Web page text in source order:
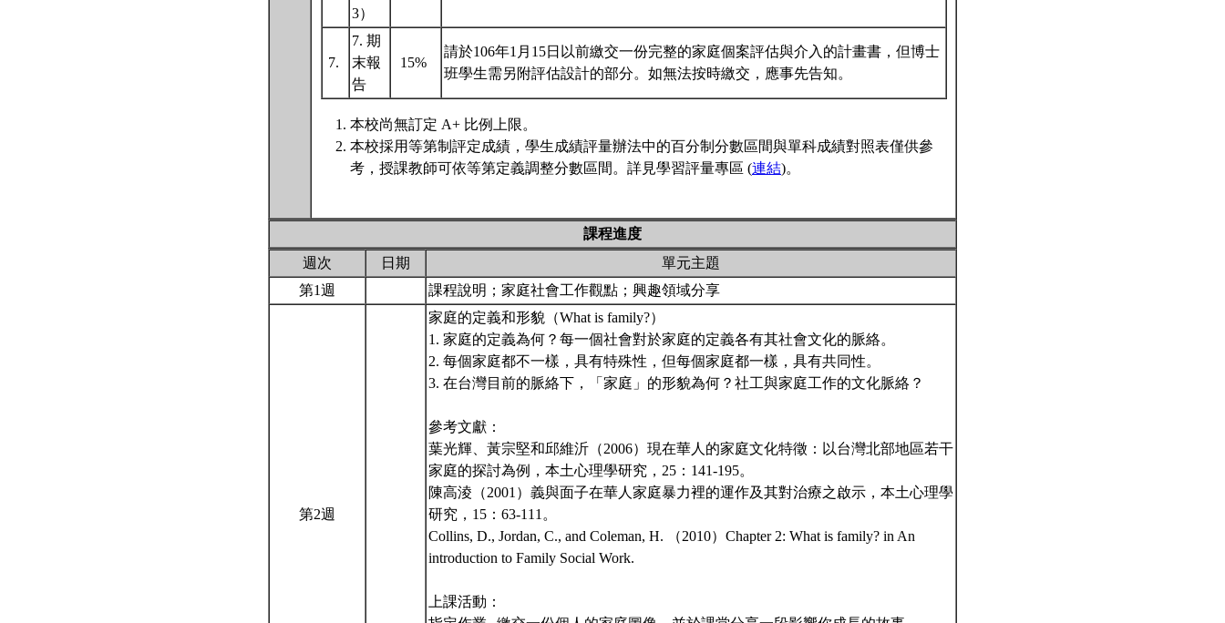
3）
7.
7. 期
末報
告
15%
請於106年1月15日以前繳交一份完整的家庭個案評估與介入的計畫書，但博士
班學生需另附評估設計的部分。如無法按時繳交，應事先告知。
本校尚無訂定 A+ 比例上限。
本校採用等第制評定成績，學生成績評量辦法中的百分制分數區間與單科成績對照表僅供參
考，授課教師可依等第定義調整分數區間。詳見學習評量專區 (連結)。
課程進度
週次
日期
單元主題
第1週
課程說明；家庭社會工作觀點；興趣領域分享
第2週
家庭的定義和形貌（What is family?）
1. 家庭的定義為何？每一個社會對於家庭的定義各有其社會文化的脈絡。
2. 每個家庭都不一樣，具有特殊性，但每個家庭都一樣，具有共同性。
3. 在台灣目前的脈絡下，「家庭」的形貌為何？社工與家庭工作的文化脈絡？
參考文獻：
葉光輝、黃宗堅和邱維沂（2006）現在華人的家庭文化特徵：以台灣北部地區若干
家庭的探討為例，本土心理學研究，25：141-195。
陳高淩（2001）義與面子在華人家庭暴力裡的運作及其對治療之啟示，本土心理學
研究，15：63-111。
Collins, D., Jordan, C., and Coleman, H. （2010）Chapter 2: What is family? in An
introduction to Family Social Work.
上課活動：